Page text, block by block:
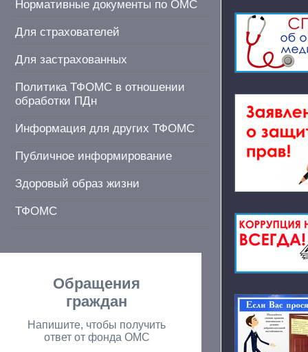
Нормативные документы по ОМС
Для страхователей
Для застрахованных
Политика ТФОМС в отношении
обработки ПДн
Информация для других ТФОМС
Публичное информирование
Здоровый образ жизни
ТФОМС
Обращения
граждан
Напишите, чтобы получить
ответ от фонда ОМС